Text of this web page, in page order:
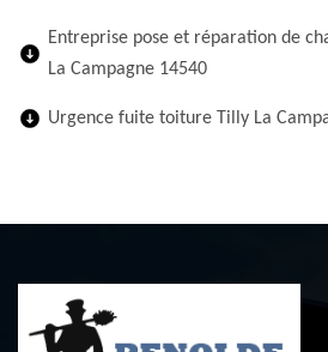
Entreprise pose et réparation de
La Campagne 14540
Urgence fuite toiture Tilly La